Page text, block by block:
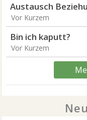
Austausch
Vor Kurzem
Bin ich kaputt?
Vor Kurzem